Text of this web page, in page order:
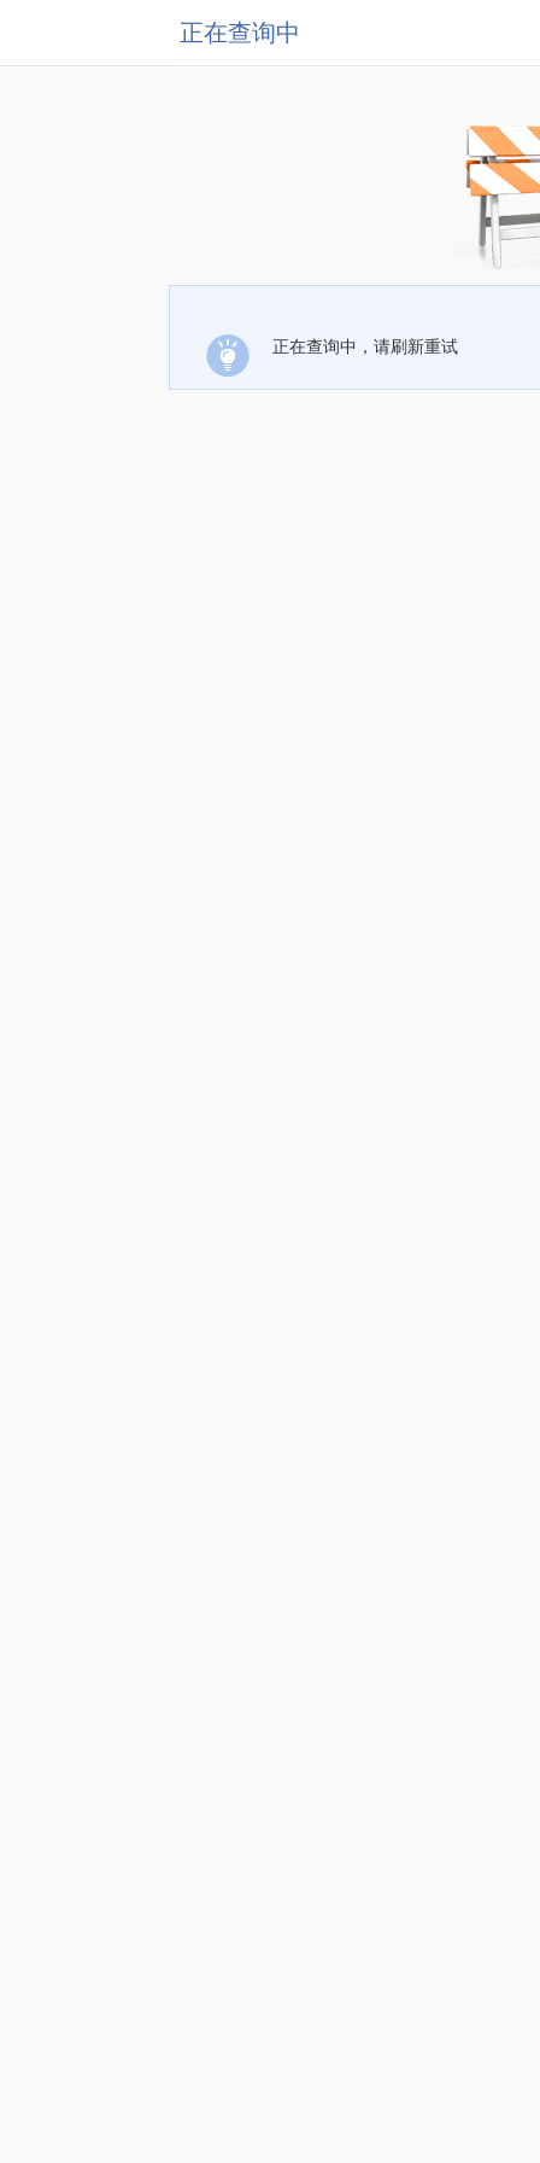
正在查询中
正在查询中，请刷新重试